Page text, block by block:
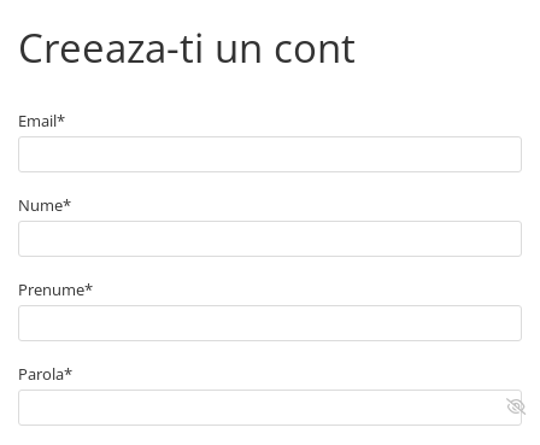
Creeaza-ti un cont
Email*
Nume*
Prenume*
Parola*